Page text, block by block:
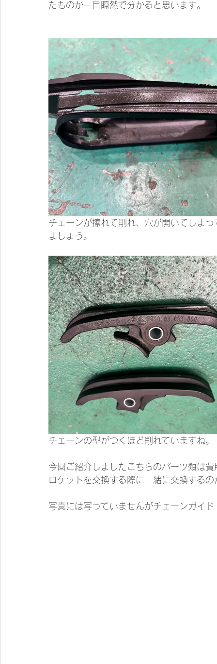
たものか一目瞭然で分かると思います。
チェーンが擦れて削れ、穴が開いてしま
ましょう。
チェーンの型がつくほど削れていますね。
今回ご紹介しましたこちらのパーツ類は
ロケットを交換する際に一緒に交換する
写真には写っていませんがチェーンガイ